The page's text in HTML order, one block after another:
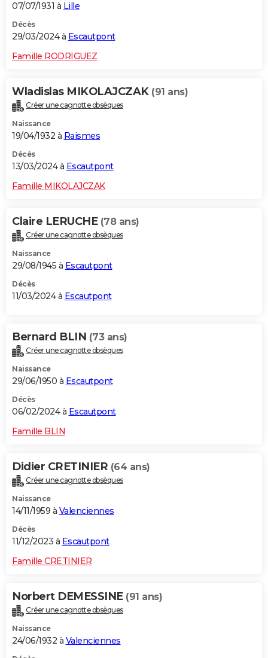
07/07/1931 à Lille
Décès
29/03/2024 à Escautpont
Famille RODRIGUEZ
Wladislas MIKOLAJCZAK (91 ans)
Créer une cagnotte obsèques
Naissance
19/04/1932 à Raismes
Décès
13/03/2024 à Escautpont
Famille MIKOLAJCZAK
Claire LERUCHE (78 ans)
Créer une cagnotte obsèques
Naissance
29/08/1945 à Escautpont
Décès
11/03/2024 à Escautpont
Bernard BLIN (73 ans)
Créer une cagnotte obsèques
Naissance
29/06/1950 à Escautpont
Décès
06/02/2024 à Escautpont
Famille BLIN
Didier CRETINIER (64 ans)
Créer une cagnotte obsèques
Naissance
14/11/1959 à Valenciennes
Décès
11/12/2023 à Escautpont
Famille CRETINIER
Norbert DEMESSINE (91 ans)
Créer une cagnotte obsèques
Naissance
24/06/1932 à Valenciennes